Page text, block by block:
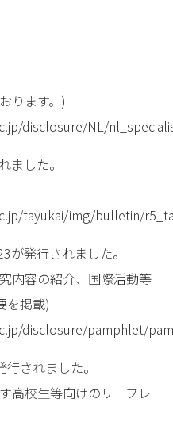
ります。)
disclosure/NL/
ました。
tayukai/img/bulletin/
が発行されました。
内容の紹介、国際活動等
を掲載)
disclosure/pamphlet/
されました。
高校生等向けのリーフレ